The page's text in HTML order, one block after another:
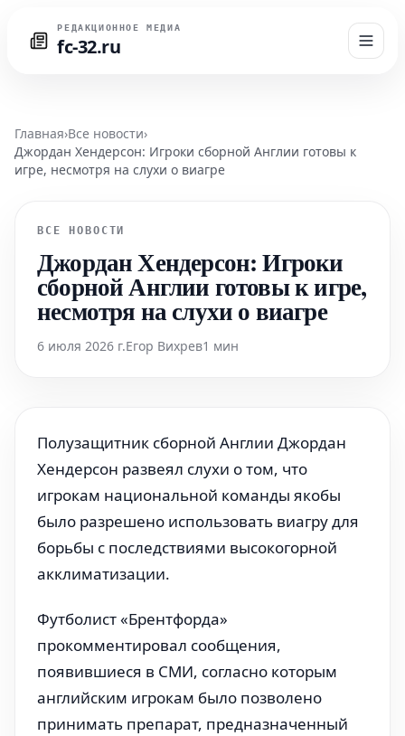
РЕДАКЦИОННОЕ МЕДИА
fc-32.ru
Главная›Все новости›
Джордан Хендерсон: Игроки сборной Англии готовы к
игре, несмотря на слухи о виагре
ВСЕ НОВОСТИ
Джордан Хендерсон: Игроки
сборной Англии готовы к игре,
несмотря на слухи о виагре
6 июля 2026 г.Егор Вихрев1 мин
Полузащитник сборной Англии Джордан
Хендерсон развеял слухи о том, что
игрокам национальной команды якобы
было разрешено использовать виагру для
борьбы с последствиями высокогорной
акклиматизации.
Футболист «Брентфорда»
прокомментировал сообщения,
появившиеся в СМИ, согласно которым
английским игрокам было позволено
принимать препарат, предназначенный